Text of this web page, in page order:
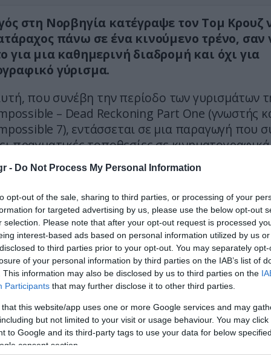
- Do Not Process My Personal Information
opt-out of the sale, sharing to third parties, or processing of your
for targeted advertising by us, please use the below opt-out
selection. Please note that after your opt-out request is processed
interest-based ads based on personal information utilized by us
to third parties prior to your opt-out. You may separately
of your personal information by third parties on the IAB’s list of
This information may also be disclosed by us to third parties on the
Participants that may further disclose it to other third parties.
that this website/app uses one or more Google services and may
but not limited to your visit or usage behaviour. You may
to Google and its third-party tags to use your data for below
consent section.
στη Νορβηγία κατέγραψε τον Τομ Κρουζ
πάνω σε ένα κινούμενο τρένο, σαν
για μια καθημερινή διαδρομή και όχι για
γύρισμα.
που συνέβη την περίοδο των γυρισμάτων
– Dead Reckoning Part One (γνωστής
7), εντάσσεται σε μια παραγωγή που
πραγματικές τοποθεσίες σε
train
he was filming Mission: Impossible 7.
this feels like one of those random life moments
without video proof.pic.twitter.com/
May 17, 2026
την περιγραφή, ο ηθοποιός φαινόταν
κάτι που έκανε τη στιγμή να μοιάζει